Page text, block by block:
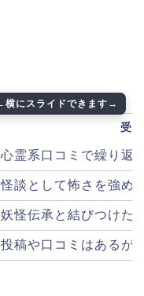
受
心霊系口コミで繰り返
怪談として怖さを強め
妖怪伝承と結びつけた
投稿や口コミはあるが